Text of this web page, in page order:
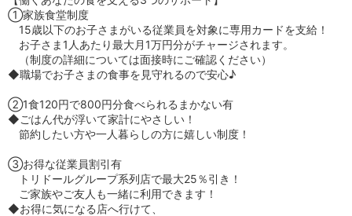
①家族食堂制度
15歳以下のお子さまがいる従業員を対象に専用カードを支給！
お子さま1人あたり最大月1万円分がチャージされます。
（制度の詳細については面接時にご確認ください）
◆職場でお子さまの食事を見守れるので安心♪
②1食120円で800円分食べられるまかない有
◆ごはん代が浮いて家計にやさしい！
節約したい方や一人暮らしの方に嬉しい制度！
③お得な従業員割引有
トリドールグループ系列店で最大25％引き！
ご家族やご友人も一緒に利用できます！
◆お得に気になる店へ行けて、